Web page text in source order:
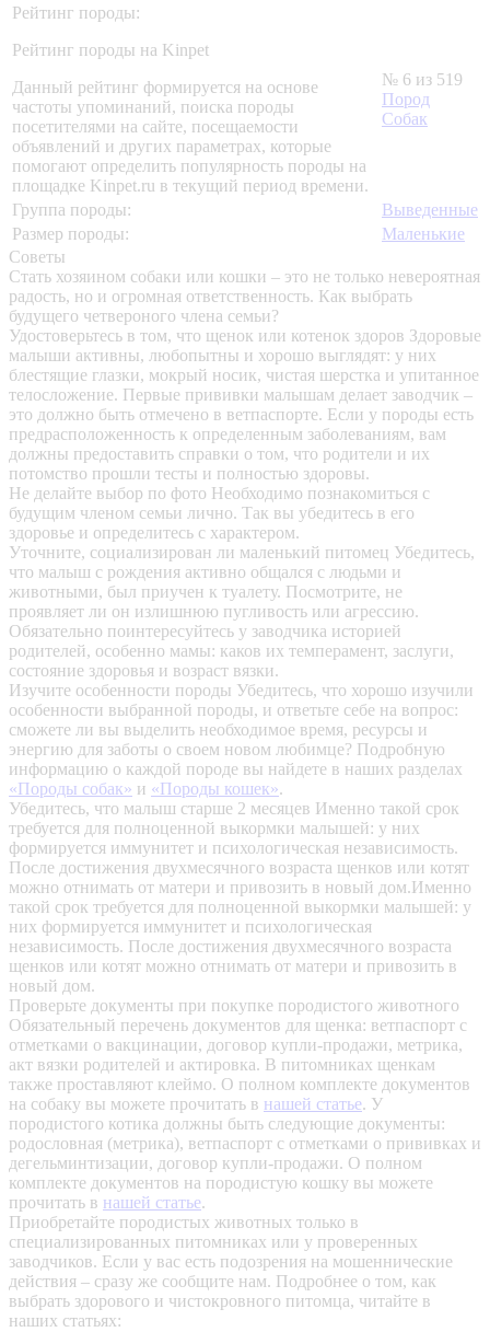
Рейтинг породы:
Рейтинг породы на Kinpet
Данный рейтинг формируется на основе
частоты упоминаний, поиска породы
посетителями на сайте, посещаемости
объявлений и других параметрах, которые
помогают определить популярность породы на
площадке Kinpet.ru в текущий период времени.
№ 6 из 519
Пород
Собак
Группа породы:
Выведенные
Размер породы:
Маленькие
Советы
Стать хозяином собаки или кошки – это не только невероятная
радость, но и огромная ответственность. Как выбрать
будущего четвероного члена семьи?
Удостоверьтесь в том, что щенок или котенок здоров Здоровые
малыши активны, любопытны и хорошо выглядят: у них
блестящие глазки, мокрый носик, чистая шерстка и упитанное
телосложение. Первые прививки малышам делает заводчик –
это должно быть отмечено в ветпаспорте. Если у породы есть
предрасположенность к определенным заболеваниям, вам
должны предоставить справки о том, что родители и их
потомство прошли тесты и полностью здоровы.
Не делайте выбор по фото Необходимо познакомиться с
будущим членом семьи лично. Так вы убедитесь в его
здоровье и определитесь с характером.
Уточните, социализирован ли маленький питомец Убедитесь,
что малыш с рождения активно общался с людьми и
животными, был приучен к туалету. Посмотрите, не
проявляет ли он излишнюю пугливость или агрессию.
Обязательно поинтересуйтесь у заводчика историей
родителей, особенно мамы: каков их темперамент, заслуги,
состояние здоровья и возраст вязки.
Изучите особенности породы Убедитесь, что хорошо изучили
особенности выбранной породы, и ответьте себе на вопрос:
сможете ли вы выделить необходимое время, ресурсы и
энергию для заботы о своем новом любимце? Подробную
информацию о каждой породе вы найдете в наших разделах
«Породы собак» и «Породы кошек».
Убедитесь, что малыш старше 2 месяцев Именно такой срок
требуется для полноценной выкормки малышей: у них
формируется иммунитет и психологическая независимость.
После достижения двухмесячного возраста щенков или котят
можно отнимать от матери и привозить в новый дом.Именно
такой срок требуется для полноценной выкормки малышей: у
них формируется иммунитет и психологическая
независимость. После достижения двухмесячного возраста
щенков или котят можно отнимать от матери и привозить в
новый дом.
Проверьте документы при покупке породистого животного
Обязательный перечень документов для щенка: ветпаспорт с
отметками о вакцинации, договор купли-продажи, метрика,
акт вязки родителей и актировка. В питомниках щенкам
также проставляют клеймо. О полном комплекте документов
на собаку вы можете прочитать в нашей статье. У
породистого котика должны быть следующие документы:
родословная (метрика), ветпаспорт с отметками о прививках и
дегельминтизации, договор купли-продажи. О полном
комплекте документов на породистую кошку вы можете
прочитать в нашей статье.
Приобретайте породистых животных только в
специализированных питомниках или у проверенных
заводчиков. Если у вас есть подозрения на мошеннические
действия – сразу же сообщите нам. Подробнее о том, как
выбрать здорового и чистокровного питомца, читайте в
наших статьях: